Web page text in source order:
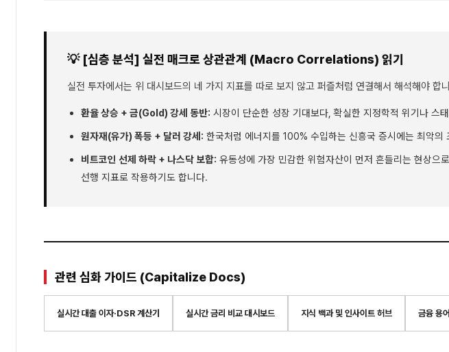
💡 [심층 분석] 실전 매크로 상관관계 (Macro Correlations) 읽기
실전 투자에서는 위 대시보드의 네 가지 지표를 따로 보지 않고 퍼즐처럼 연결해서 해석해야 합
환율 상승 + 금(Gold) 강세 동반: 시장이 단순한 성장 기대보다, 확실한 지정학적 위기나 스
원자재(유가) 폭등 + 달러 강세: 한국처럼 에너지를 100% 수입하는 신흥국 증시에는 최악
비트코인 선제 하락 + 나스닥 보합: 유동성에 가장 민감한 위험자산이 먼저 흔들리는 현상으
선행 지표로 작용하기도 합니다.
관련 심화 가이드 (Capitalize Docs)
실시간 대출 이자·DSR 계산기 실시간 금리 비교 대시보드 지식 백과 및 인사이트 허브 금융 용